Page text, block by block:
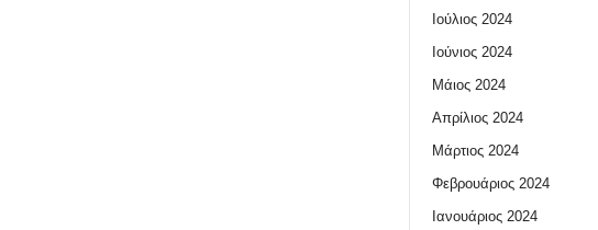
Ιούλιος 2024
Ιούνιος 2024
Μάιος 2024
Απρίλιος 2024
Μάρτιος 2024
Φεβρουάριος 2024
Ιανουάριος 2024